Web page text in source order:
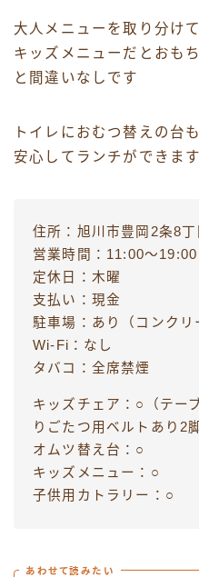
大人メニューを取り分け
キッズメニューだとおも
と間違いなしです
トイレにおむつ替えの台
安心してランチができます
住所：旭川市豊岡2条8丁
営業時間：11:00〜19:00
定休日：木曜
支払い：現金
駐車場：あり（コンクリ
Wi-Fi：なし
タバコ：全席禁煙
キッズチェア：○（テー
りごたつ用ベルトあり2脚
オムツ替え台：○
キッズメニュー：○
子供用カトラリー：○
あわせて読みたい